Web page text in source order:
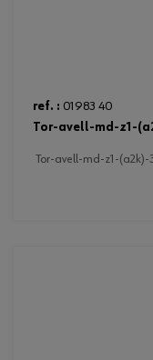
ref. : 01983 40
tor-avell-md-z1-
tor-avell-md-z1-(a2k)-